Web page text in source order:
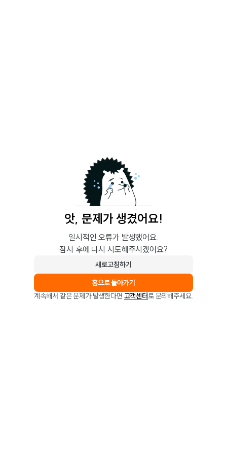
앗, 문제가 생겼어요!
일시적인 오류가 발생했어요.
잠시 후에 다시 시도해주시겠어요?
새로고침하기
홈으로 돌아가기
계속해서 같은 문제가 발생한다면 고객센터로 문의해주세요.